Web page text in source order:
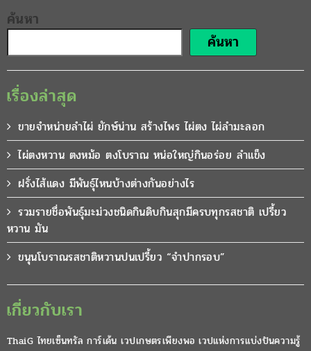
ค้นหา
ค้นหา
เรื่องล่าสุด
ขายจำหน่ายลำไผ่ ยักษ์น่าน สร้างไพร ไผ่ตง ไผ่ลำมะลอก
ไผ่ตงหวาน ตงหม้อ ตงโบราณ หน่อใหญ่กินอร่อย ลำแข็ง
ฝรั่งไส้แดง มีพันธุ์ไหนบ้างต่างกันอย่างไร
รวมรายชื่อพันธุ์มะม่วงชนิดกินดิบกินสุกมีครบทุกรสชาติ เปรี้ยว
หวาน มัน
ขนุนโบราณรสชาติหวานปนเปรี้ยว “จำปากรอบ”
เกี่ยวกับเรา
ThaiG ไทยเซ็นทรัล การ์เด้น เวปเกษตรเพียงพอ เวปแห่งการแบ่งปันความรู้